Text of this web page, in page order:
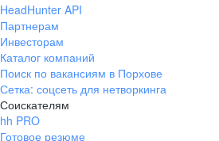
HeadHunter API
Партнерам
Инвесторам
Каталог компаний
Поиск по вакансиям в Порхове
Сетка: соцсеть для нетворкинга
Соискателям
hh PRO
Готовое резюме